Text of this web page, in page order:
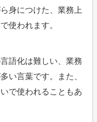
身につけた、業務上
使われます。
語化は難しい、業務
い言葉です。また、
で使われることもあ